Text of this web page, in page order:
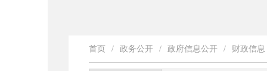
首页 / 政务公开 / 政府信息公开 / 财政信息